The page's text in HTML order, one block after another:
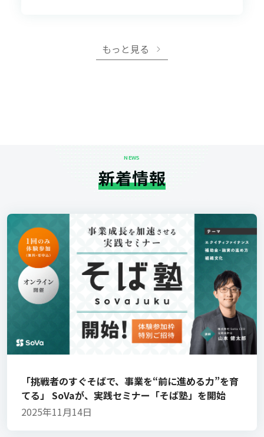
もっと見る
NEWS
新着情報
「挑戦者のすぐそばで、事業を“前に進める力”を育
てる」 SoVaが、実践セミナー「そば塾」を開始
2025年11月14日